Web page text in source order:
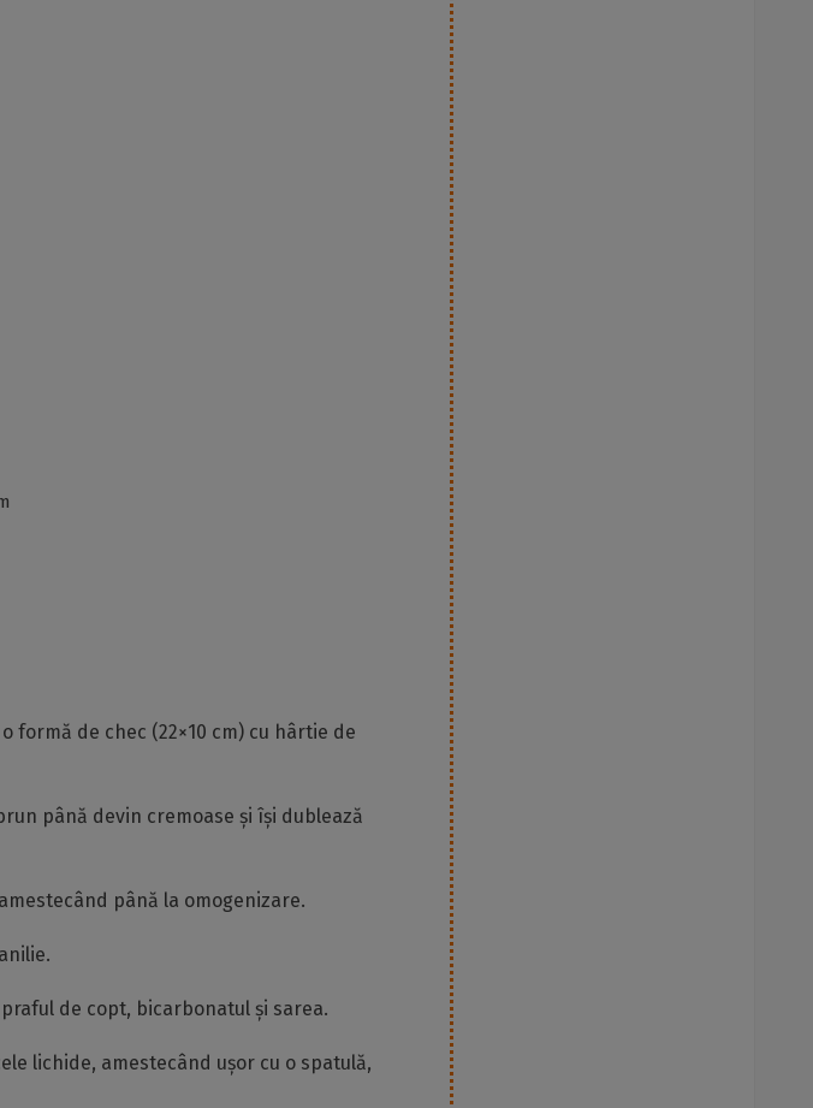
formă de chec (22×10 cm) cu hârtie de
până devin cremoase și își dublează
până la omogenizare.
de copt, bicarbonatul și sarea.
lichide, amestecând ușor cu o spatulă,